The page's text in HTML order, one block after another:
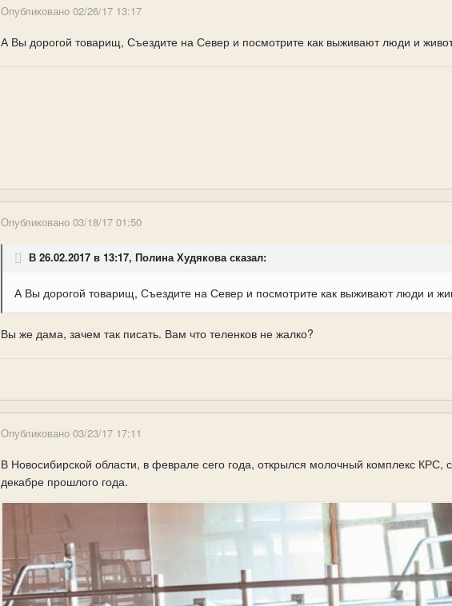
Опубликовано 02/26/17 13:17
А Вы дорогой товарищ, Съездите на Север и посмотрите как выживают люди и
Опубликовано 03/18/17 01:50
В 26.02.2017 в 13:17, Полина Худякова сказал:
А Вы дорогой товарищ, Съездите на Север и посмотрите как выживают люди и
Вы же дама, зачем так писать. Вам что теленков не жалко?
Опубликовано 03/23/17 17:11
В Новосибирской области, в феврале сего года, открылся молочный комплекс
декабре прошлого года.